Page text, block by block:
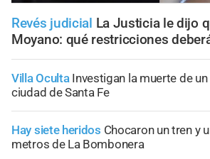
Revés judicial La Justicia le dijo
Moyano: qué restricciones
Villa Oculta Investigan la muerte de
ciudad de Santa Fe
Hay siete heridos Chocaron un tren y
metros de La Bombonera